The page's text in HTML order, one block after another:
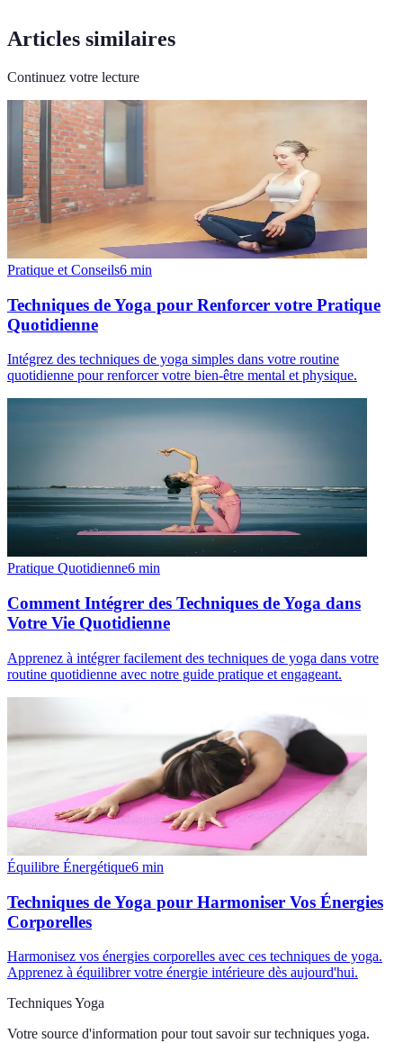
Articles similaires
Continuez votre lecture
Pratique et Conseils6 min
Techniques de Yoga pour Renforcer votre Pratique
Quotidienne
Intégrez des techniques de yoga simples dans votre routine
quotidienne pour renforcer votre bien-être mental et physique.
Pratique Quotidienne6 min
Comment Intégrer des Techniques de Yoga dans
Votre Vie Quotidienne
Apprenez à intégrer facilement des techniques de yoga dans votre
routine quotidienne avec notre guide pratique et engageant.
Équilibre Énergétique6 min
Techniques de Yoga pour Harmoniser Vos Énergies
Corporelles
Harmonisez vos énergies corporelles avec ces techniques de yoga.
Apprenez à équilibrer votre énergie intérieure dès aujourd'hui.
Techniques Yoga
Votre source d'information pour tout savoir sur techniques yoga.